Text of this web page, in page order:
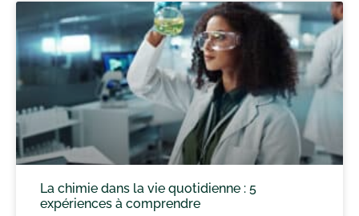
La chimie dans la vie quotidienne : 5
expériences à comprendre